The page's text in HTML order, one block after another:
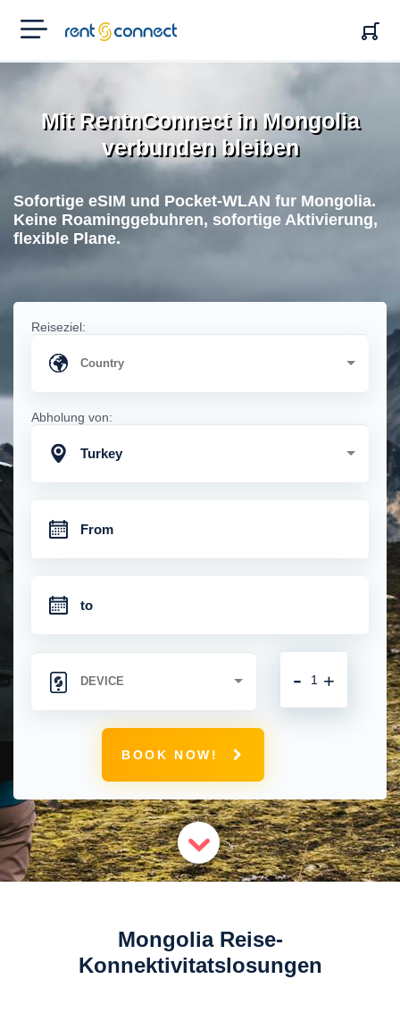
RENT'N
CONNECT
Mit RentnConnect in Mongolia
verbunden bleiben
Sofortige eSIM und Pocket-WLAN fur Mongolia.
Keine Roaminggebuhren, sofortige Aktivierung,
flexible Plane.
Reiseziel:
Abholung von:
Turkey
+
-
BOOK NOW!
Mongolia Reise-
Konnektivitatslosungen